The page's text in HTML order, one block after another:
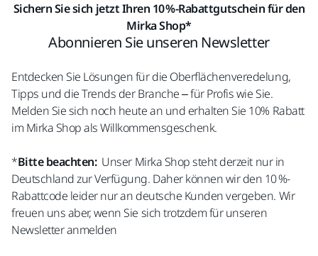
Sichern Sie sich jetzt Ihren 10 %-Rabattgutschein für den
Mirka Shop*
Abonnieren Sie unseren Newsletter
Entdecken Sie Lösungen für die Oberflächenveredelung,
Tipps und die Trends der Branche – für Profis wie Sie.
Melden Sie sich noch heute an und erhalten Sie 10% Rabatt
im Mirka Shop als Willkommensgeschenk.
*Bitte beachten:Unser Mirka Shop steht derzeit nur in
Deutschland zur Verfügung. Daher können wir den 10 %-
Rabattcode leider nur an deutsche Kunden vergeben. Wir
freuen uns aber, wenn Sie sich trotzdem für unseren
Newsletter anmelden